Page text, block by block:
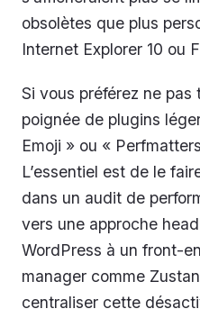
obsolètes que plus
Internet Explorer 10 ou
Si vous préférez ne
poignée de plugins
Emoji » ou «
L’essentiel est de le
dans un audit de
vers une approche
WordPress à un front-
manager comme
centraliser cette